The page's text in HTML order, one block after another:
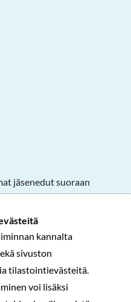
kannalta
sivuston
tilastointievästeitä.
voi lisäksi
jäsenedut suoraan